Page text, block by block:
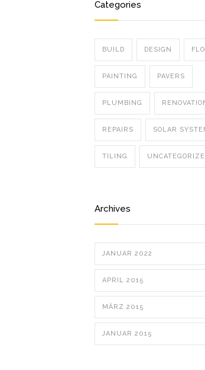
Categories
BUILD DESIGN
PAINTING PAVERS
PLUMBING
REPAIRS SOLAR
TILING
Archives
JANUAR 2022
APRIL 2015
MÄRZ 2015
JANUAR 2015